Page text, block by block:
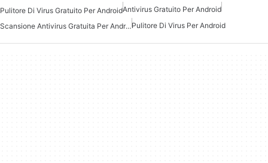
Pulitore Di Virus Gratuito Per AndroidAntivirus Gratuito Per Android
Scansione Antivirus Gratuita Per AndroidPulitore Di Virus Per Android